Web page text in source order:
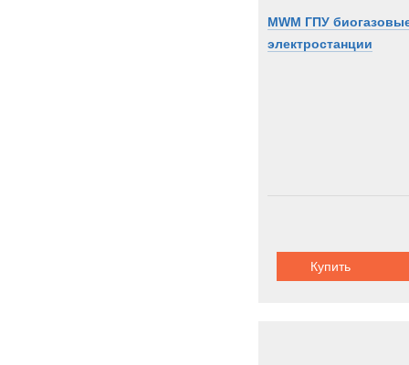
MWM ГПУ
электростанции
Купить